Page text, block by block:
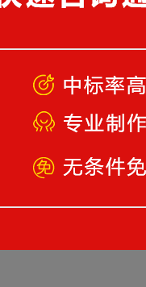
备哪些竞标资料
胡乱堆砌文字
划结果